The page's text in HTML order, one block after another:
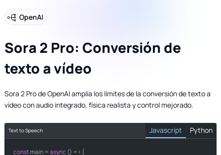
OpenAI
Sora 2 Pro: Conversión de
texto a vídeo
Sora 2 Pro de OpenAI amplía los límites de la conversión de texto a
vídeo con audio integrado, física realista y control mejorado.
Text to Speech Javascript Python
const main = async () => {
import requests